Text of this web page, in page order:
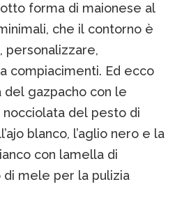
forma di maionese al
che il contorno è
personalizzare,
compiacimenti. Ed ecco
del gazpacho con le
del pesto di
blanco, l’aglio nero e la
con lamella di
di mele per la pulizia